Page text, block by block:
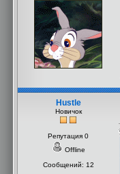
Hustle
Новичок
Репутация 0
Offline
Сообщений: 12